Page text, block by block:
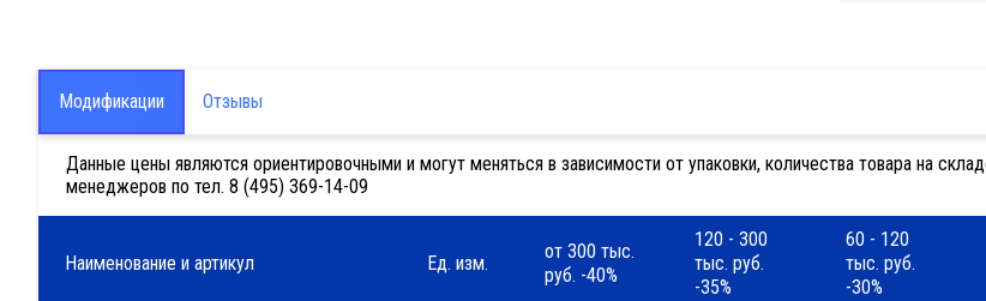
Модификации Отзывы
Данные цены являются ориентировочными и могут меняться в зависимости от упаковки, количества товара на
менеджеров по тел. 8 (495) 369-14-09
Наименование и артикул Ед. изм.
от 300 тыс.
руб. -40%
120 - 300
тыс. руб.
-35%
60 - 120
тыс. руб.
-30%